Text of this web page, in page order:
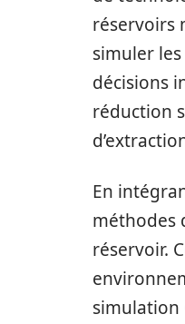
réservoirs
simuler
décisions
réduction
En
méthodes
réservoir.
simulation